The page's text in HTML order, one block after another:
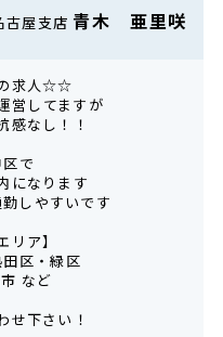
古屋支店 青木 亜里咲
求人☆☆
営してますが
感なし！！
で
になります
しやすいです
リア】
区・緑区
など
せ下さい！